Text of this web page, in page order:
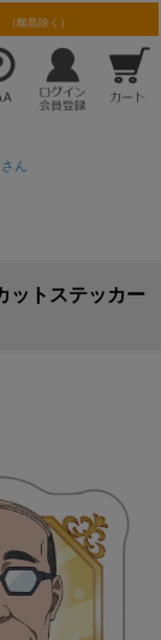
（離島除く）
ん
ットステッカー